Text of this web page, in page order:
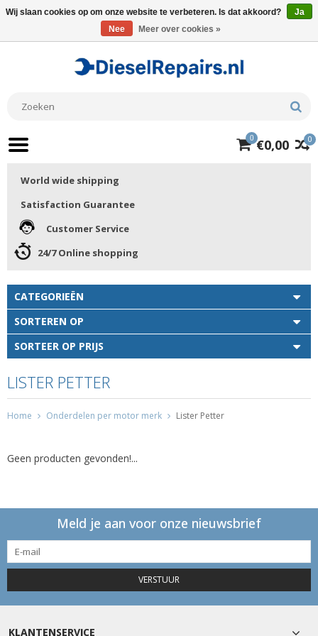
0
0 €0,00
World wide shipping
Satisfaction Guarantee
Customer Service
24/7 Online shopping
CATEGORIEËN
SORTEREN OP
SORTEER OP PRIJS
LISTER PETTER
Home Onderdelen per motor merk Lister Petter
Geen producten gevonden!...
Meld je aan voor onze nieuwsbrief
VERSTUUR
KLANTENSERVICE
Wij slaan cookies op om onze website te verbeteren. Is dat akkoord?
Ja
Nee
Meer over cookies »